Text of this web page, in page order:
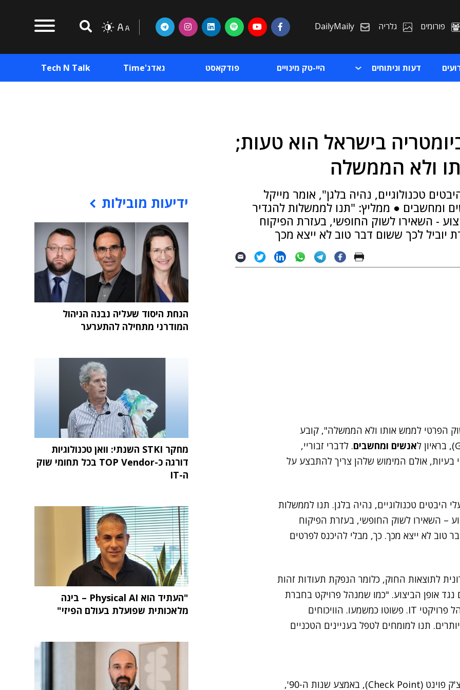
פורומים גלריה DailyMaily
דעות וניתוחים היי-טק מינויים פודקאסט גאדג'Time Tech N Talk
בישראל הוא טעות;
ולא הממשלה
טכנולוגיים, נהיה בלגן", אומר מייקל
ומחשבים ● ממליץ: "תנו לממשלות להגדיר
- השאירו לשוק החופשי, בעזרת הפיקוח
יוביל לכך ששום דבר טוב לא ייצא מכך
הפרטי לממש אותו ולא הממשלה", קובע
אנשים ומחשבים. לדברי זבוריי,
בעיות, אולם המימוש שלהן צריך להתבצע על
היבטים טכנולוגיים, נהיה בלגן. תנו לממשלות
– השאירו לשוק החופשי, בעזרת הפיקוח
טוב לא ייצא מכך. כך, מבלי להיכנס לפרטים
לתוצאות החוק, כלומר הנפקת תעודות זהות
נגד אופן הביצוע. "כמו שמנהל פרויקט בחברת
תוכנה לא יודע לחוקק חוקים, כך ממשלות לא יודעות לנהל פרויקטי IT. פשוטו כמשמעו. הוויכוחים
תנו למומחים לטפל בעניינים הטכניים
מצ'ק פוינט (Check Point), באמצע שנות ה-90',
ידיעות מובילות
הנחת היסוד שעליה נבנה הניהול
המודרני מתחילה להתערער
מחקר STKI השנתי: וואן טכנולוגיות
דורגה כ-TOP Vendor בכל תחומי שוק
ה-IT
"העתיד הוא Physical AI – בינה
מלאכותית שפועלת בעולם הפיזי"